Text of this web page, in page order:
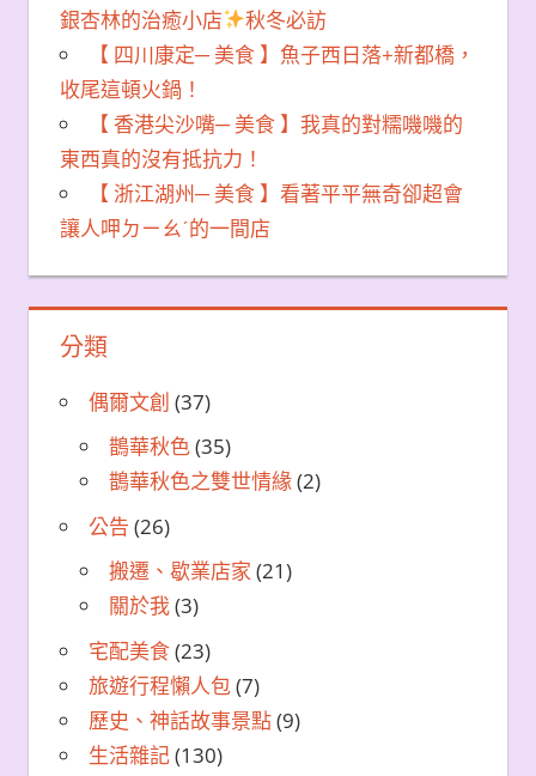
銀杏林的治癒小店
秋冬必訪
【 四川康定─ 美食 】魚子西日落+新都橋，
收尾這頓火鍋！
【 香港尖沙嘴─ 美食 】我真的對糯嘰嘰的
東西真的沒有抵抗力！
【 浙江湖州─ 美食 】看著平平無奇卻超會
讓人呷ㄉㄧㄠˊ的一間店
分類
偶爾文創 (37)
鵲華秋色(35)
鵲華秋色之雙世情緣(2)
公告 (26)
搬遷、歇業店家 (21)
關於我(3)
宅配美食(23)
旅遊行程懶人包(7)
歷史、神話故事景點(9)
生活雜記(130)